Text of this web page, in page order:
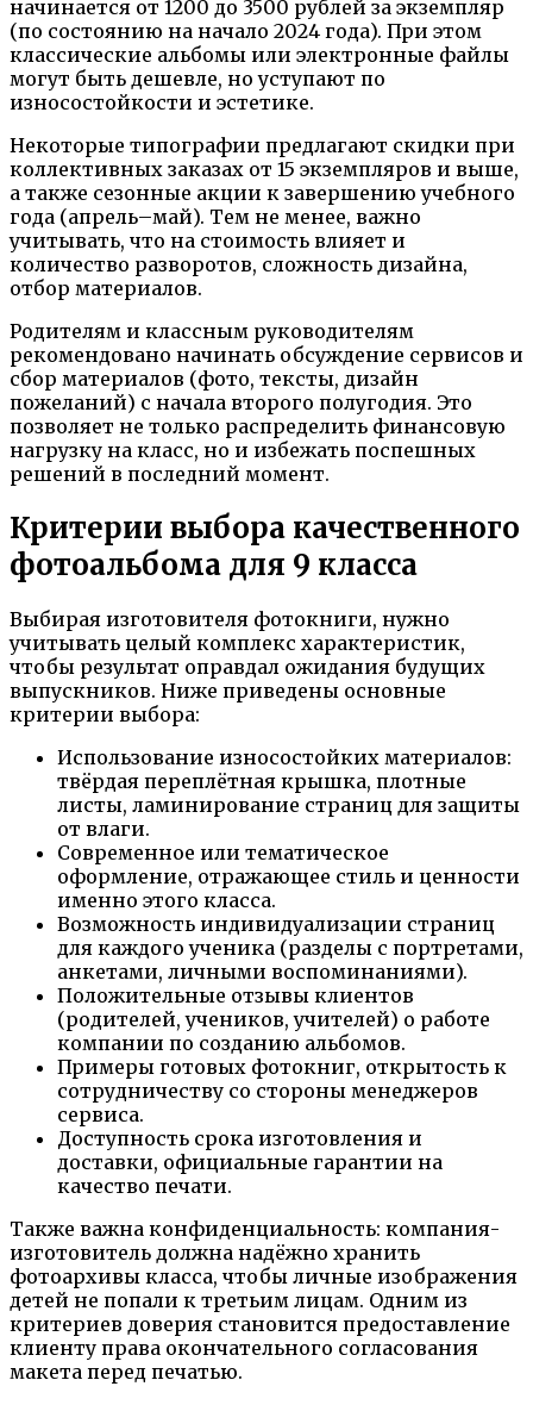
начинается от 1200 до 3500 рублей за экземпляр
(по состоянию на начало 2024 года). При этом
классические альбомы или электронные файлы
могут быть дешевле, но уступают по
износостойкости и эстетике.
Некоторые типографии предлагают скидки при
коллективных заказах от 15 экземпляров и выше,
а также сезонные акции к завершению учебного
года (апрель–май). Тем не менее, важно
учитывать, что на стоимость влияет и
количество разворотов, сложность дизайна,
отбор материалов.
Родителям и классным руководителям
рекомендовано начинать обсуждение сервисов и
сбор материалов (фото, тексты, дизайн
пожеланий) с начала второго полугодия. Это
позволяет не только распределить финансовую
нагрузку на класс, но и избежать поспешных
решений в последний момент.
Критерии выбора качественного
фотоальбома для 9 класса
Выбирая изготовителя фотокниги, нужно
учитывать целый комплекс характеристик,
чтобы результат оправдал ожидания будущих
выпускников. Ниже приведены основные
критерии выбора:
Использование износостойких материалов:
твёрдая переплётная крышка, плотные
листы, ламинирование страниц для защиты
от влаги.
Современное или тематическое
оформление, отражающее стиль и ценности
именно этого класса.
Возможность индивидуализации страниц
для каждого ученика (разделы с портретами,
анкетами, личными воспоминаниями).
Положительные отзывы клиентов
(родителей, учеников, учителей) о работе
компании по созданию альбомов.
Примеры готовых фотокниг, открытость к
сотрудничеству со стороны менеджеров
сервиса.
Доступность срока изготовления и
доставки, официальные гарантии на
качество печати.
Также важна конфиденциальность: компания-
изготовитель должна надёжно хранить
фотоархивы класса, чтобы личные изображения
детей не попали к третьим лицам. Одним из
критериев доверия становится предоставление
клиенту права окончательного согласования
макета перед печатью.